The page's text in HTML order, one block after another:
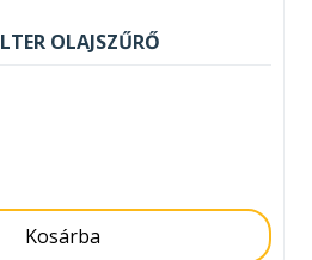
OLAJSZŰRŐ
Kosárba